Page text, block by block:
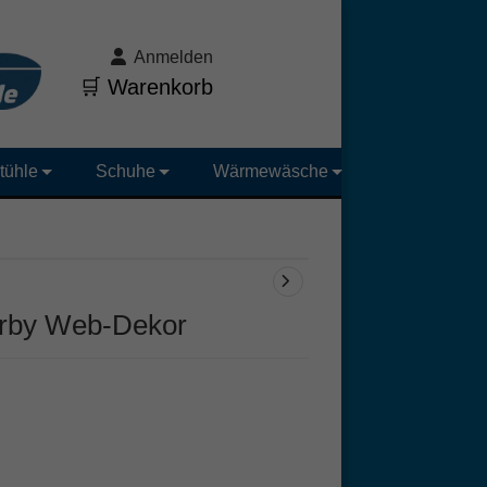
Anmelden
🛒 Warenkorb
Schuhe Wärmewäsche
Web-Dekor